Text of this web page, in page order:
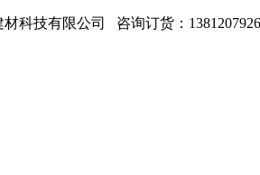
科技有限公司 咨询订货：